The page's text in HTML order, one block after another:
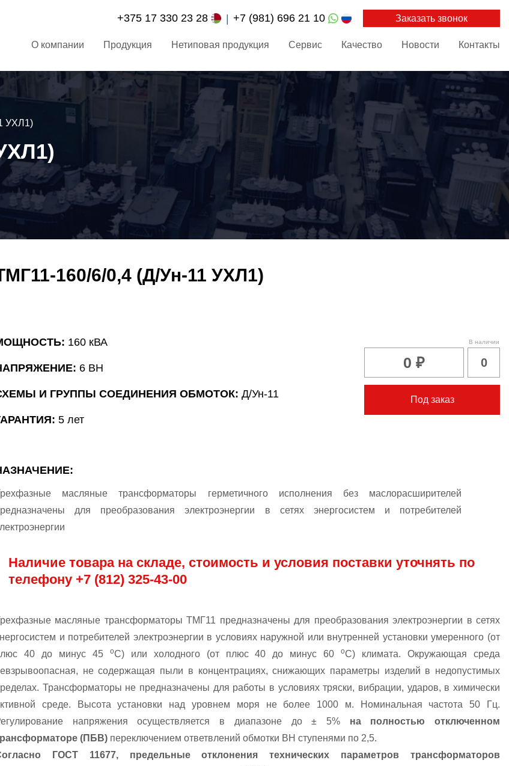
+375 17 330 23 28 +7 (981) 696 21 10 Заказать звонок
О компании Продукция Нетиповая продукция Сервис Качество Новости Контакты
УХЛ1)
160/6/0,4 (Д/Ун-11 УХЛ1)
160 кВА
6 ВН
И ГРУППЫ СОЕДИНЕНИЯ ОБМОТОК:Д/Ун-11
5 лет
0 ₽ 0
В наличии
Под заказ
масляные трансформаторы герметичного исполнения без маслорасширителей
для преобразования электроэнергии в сетях энергосистем и потребителей
Наличие товара на складе, стоимость и условия поставки уточнять по
телефону +7 (812) 325-43-00
масляные трансформаторы ТМГ11 предназначены для преобразования электроэнергии в сетях
и потребителей электроэнергии в условиях наружной или внутренней установки умеренного (от
40 до минус 45
оС) или холодного (от плюс 40 до минус 60оС) климата. Окружающая среда
не содержащая пыли в концентрациях, снижающих параметры изделий в недопустимых
Трансформаторы не предназначены для работы в условиях тряски, вибрации, ударов, в химически
среде. Высота установки над уровнем моря не более 1000 м. Номинальная частота 50 Гц.
напряжения осуществляется в диапазоне до ± 5% на полностью отключенном
(ПБВ) переключением ответвлений обмотки ВН ступенями по 2,5.
ГОСТ 11677, предельные отклонения технических параметров трансформаторов